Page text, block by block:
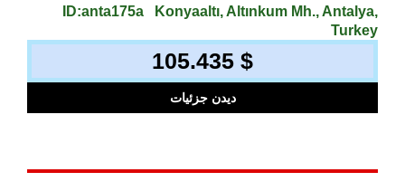
ID:anta175a
Konyaaltı, Altınkum Mh., Antalya,
Turkey
105.435 $
دیدن جزئیات